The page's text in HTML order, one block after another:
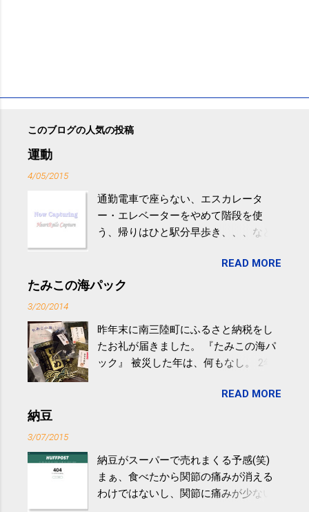
このブログの人気の投稿
運動
4/05/2015
通勤電車で座らない、エスカレータ
ー・エレベーターをやめて階段を使
う、帰りはひと駅分早歩き、、、など
やすい。 スポーツウェア・シューズで
するものだけが運動ではない。 食べ
けると改善する、との結果を筑波大の
研究チームが発表した。改善が期待で
きるのは、過度の飲酒が原因ではない
減らなくても効果があるという。 正田
波大「減量しなくても効果」 - ニュー
ス - アピタル（医療・健康）
READ MORE
たみこの海パック
3/20/2014
昨年末に南三陸町にふるさと納税をし
たお礼が届きました。 『たみこの海パ
ック』 被災した年は、何もなし。 2年
が『たみこの海パック』。 ボランティ
全く考えていなかったので、貰えると
少しづつ復興してる感が伝わってきて
嬉しいです。 あと、ふるさと納税が節
READ MORE
納豆
3/07/2015
納豆がスーパーで売れまくる予感(笑)
まぁ、食べたから関節の痛みが消える
わけではないし、関節に痛みが少ない